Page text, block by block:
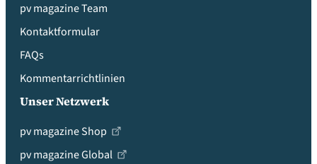
pv magazine Team
Kontaktformular
FAQs
Kommentarrichtlinien
Unser Netzwerk
pv magazine Shop
pv magazine Global